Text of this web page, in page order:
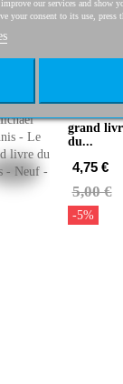
Michael
Ennis - Le
grand
du...
4,75 €
5,00 €
-5%
our services and show
your consent to its use, press